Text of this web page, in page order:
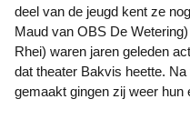
deel van de jeugd kent ze
Maud van OBS De
Rhei) waren jaren geleden
dat theater Bakvis heette.
gemaakt gingen zij weer hun